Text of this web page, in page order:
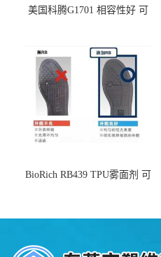
美国科腾G1701 相容性好 可
BioRich RB439 TPU雾面剂 可